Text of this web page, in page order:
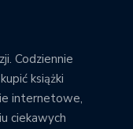
Codziennie
książki
internetowe,
ciekawych